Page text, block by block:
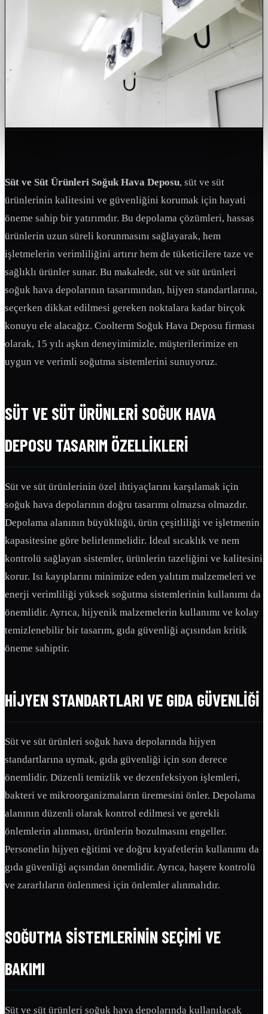
Süt ve Süt Ürünleri Soğuk Hava Deposu, süt ve süt
ürünlerinin kalitesini ve güvenliğini korumak için hayati
öneme sahip bir yatırımdır. Bu depolama çözümleri, hassas
ürünlerin uzun süreli korunmasını sağlayarak, hem
işletmelerin verimliliğini artırır hem de tüketicilere taze ve
sağlıklı ürünler sunar. Bu makalede, süt ve süt ürünleri
soğuk hava depolarının tasarımından, hijyen standartlarına,
seçerken dikkat edilmesi gereken noktalara kadar birçok
konuyu ele alacağız. Coolterm Soğuk Hava Deposu firması
olarak, 15 yılı aşkın deneyimimizle, müşterilerimize en
uygun ve verimli soğutma sistemlerini sunuyoruz.
SÜT VE SÜT ÜRÜNLERI SOĞUK HAVA
DEPOSU TASARIM ÖZELLIKLERI
Süt ve süt ürünlerinin özel ihtiyaçlarını karşılamak için
soğuk hava depolarının doğru tasarımı olmazsa olmazdır.
Depolama alanının büyüklüğü, ürün çeşitliliği ve işletmenin
kapasitesine göre belirlenmelidir. İdeal sıcaklık ve nem
kontrolü sağlayan sistemler, ürünlerin tazeliğini ve kalitesini
korur. Isı kayıplarını minimize eden yalıtım malzemeleri ve
enerji verimliliği yüksek soğutma sistemlerinin kullanımı da
önemlidir. Ayrıca, hijyenik malzemelerin kullanımı ve kolay
temizlenebilir bir tasarım, gıda güvenliği açısından kritik
öneme sahiptir.
HIJYEN STANDARTLARI VE GIDA GÜVENLIĞI
Süt ve süt ürünleri soğuk hava depolarında hijyen
standartlarına uymak, gıda güvenliği için son derece
önemlidir. Düzenli temizlik ve dezenfeksiyon işlemleri,
bakteri ve mikroorganizmaların üremesini önler. Depolama
alanının düzenli olarak kontrol edilmesi ve gerekli
önlemlerin alınması, ürünlerin bozulmasını engeller.
Personelin hijyen eğitimi ve doğru kıyafetlerin kullanımı da
gıda güvenliği açısından önemlidir. Ayrıca, haşere kontrolü
ve zararlıların önlenmesi için önlemler alınmalıdır.
SOĞUTMA SISTEMLERININ SEÇIMI VE
BAKIMI
Süt ve süt ürünleri soğuk hava depolarında kullanılacak